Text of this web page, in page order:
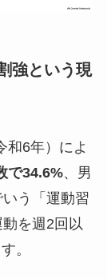
強という現
和6年）によ
で34.6%、男
う「運動習
を週2回以
。